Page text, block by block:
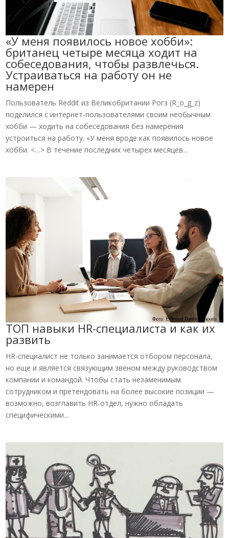
«У меня появилось новое хобби»:
британец четыре месяца ходит на
собеседования, чтобы развлечься.
Устраиваться на работу он не
намерен
Пользователь Reddit из Великобритании Рогз (R_o_g_z)
поделился с интернет-пользователями своим необычным
хобби — ходить на собеседования без намерения
устроиться на работу. «У меня вроде как появилось новое
хобби. <…> В течение последних четырех месяцев...
ТОП навыки HR-специалиста и как их
развить
HR-специалист не только занимается отбором персонала,
но еще и является связующим звеном между руководством
компании и командой. Чтобы стать незаменимым
сотрудником и претендовать на более высокие позиции —
возможно, возглавить HR-отдел, нужно обладать
специфическими...